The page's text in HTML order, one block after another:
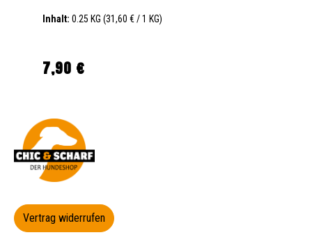
Inhalt: 0.25 KG (31,60 € / 1 KG)
Regulärer Preis:
7,90 €
Vertrag widerrufen